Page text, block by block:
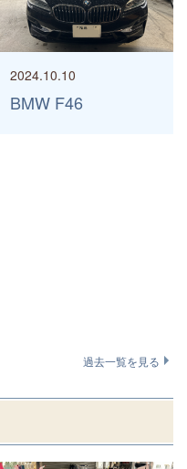
BMW F46
2024.10.10
過去一覧を見る